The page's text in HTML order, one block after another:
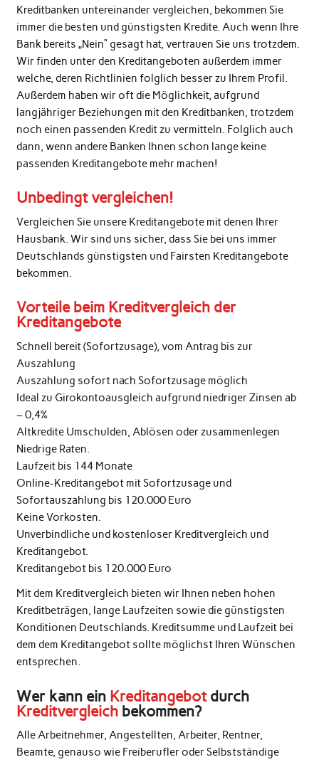
Kreditbanken untereinander vergleichen, bekommen Sie
immer die besten und günstigsten Kredite. Auch wenn Ihre
Bank bereits „Nein“ gesagt hat, vertrauen Sie uns trotzdem.
Wir finden unter den Kreditangeboten außerdem immer
welche, deren Richtlinien folglich besser zu Ihrem Profil.
Außerdem haben wir oft die Möglichkeit, aufgrund
langjähriger Beziehungen mit den Kreditbanken, trotzdem
noch einen passenden Kredit zu vermitteln. Folglich auch
dann, wenn andere Banken Ihnen schon lange keine
passenden Kreditangebote mehr machen!
Unbedingt vergleichen!
Vergleichen Sie unsere Kreditangebote mit denen Ihrer
Hausbank. Wir sind uns sicher, dass Sie bei uns immer
Deutschlands günstigsten und Fairsten Kreditangebote
bekommen.
Vorteile beim Kreditvergleich der
Kreditangebote
Schnell bereit (Sofortzusage), vom Antrag bis zur
Auszahlung
Auszahlung sofort nach Sofortzusage möglich
Ideal zu Girokontoausgleich aufgrund niedriger Zinsen ab
– 0,4%
Altkredite Umschulden, Ablösen oder zusammenlegen
Niedrige Raten.
Laufzeit bis 144 Monate
Online-Kreditangebot mit Sofortzusage und
Sofortauszahlung bis 120.000 Euro
Keine Vorkosten.
Unverbindliche und kostenloser Kreditvergleich und
Kreditangebot.
Kreditangebot bis 120.000 Euro
Mit dem Kreditvergleich bieten wir Ihnen neben hohen
Kreditbeträgen, lange Laufzeiten sowie die günstigsten
Konditionen Deutschlands. Kreditsumme und Laufzeit bei
dem dem Kreditangebot sollte möglichst Ihren Wünschen
entsprechen.
Wer kann ein Kreditangebotdurch
Kreditvergleichbekommen?
Alle Arbeitnehmer, Angestellten, Arbeiter, Rentner,
Beamte, genauso wie Freiberufler oder Selbstständige